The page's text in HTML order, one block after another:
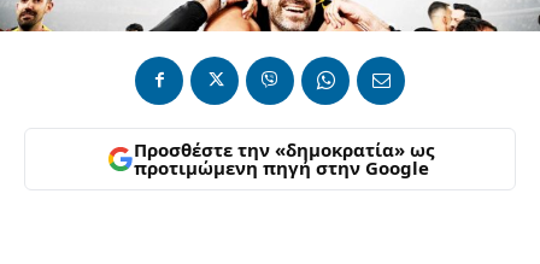
Προσθέστε την «δημοκρατία» ως
προτιμώμενη πηγή στην Google